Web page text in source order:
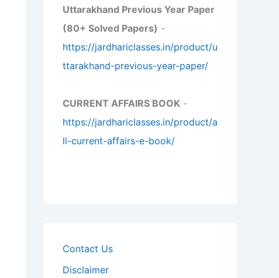
Uttarakhand Previous Year Paper
(80+ Solved Papers) -
https://jardhariclasses.in/product/u
ttarakhand-previous-year-paper/
CURRENT AFFAIRS BOOK -
https://jardhariclasses.in/product/a
ll-current-affairs-e-book/
Contact Us
Disclaimer